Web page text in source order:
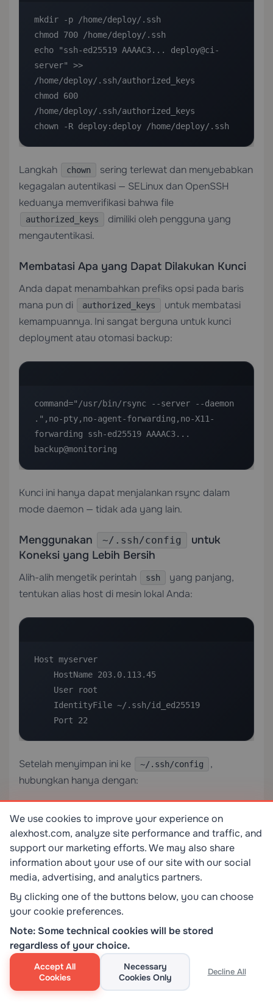
mkdir -p /home/deploy/.ssh
chmod 700 /home/deploy/.ssh
echo "ssh-ed25519 AAAAC3... deploy@ci-
server" >>
/home/deploy/.ssh/authorized_keys
chmod 600
/home/deploy/.ssh/authorized_keys
chown -R deploy:deploy /home/deploy/.ssh
Langkah chown
sering terlewat dan menyebabkan
kegagalan autentikasi — SELinux dan OpenSSH
keduanya memverifikasi bahwa file
authorized_keys
dimiliki oleh pengguna yang
mengautentikasi.
Membatasi Apa yang Dapat Dilakukan Kunci
Anda dapat menambahkan prefiks opsi pada baris
mana pun di
authorized_keys
untuk membatasi
kemampuannya. Ini sangat berguna untuk kunci
deployment atau otomasi backup:
command="/usr/bin/rsync --server --daemon
.",no-pty,no-agent-forwarding,no-X11-
forwarding ssh-ed25519 AAAAC3...
backup@monitoring
Kunci ini hanya dapat menjalankan rsync dalam
mode daemon — tidak ada yang lain.
Menggunakan ~/.ssh/config
untuk
Koneksi yang Lebih Bersih
Alih-alih mengetik perintah ssh
yang panjang,
tentukan alias host di mesin lokal Anda:
Host myserver
    Port 22
Setelah menyimpan ini ke ~/.ssh/config
,
hubungkan hanya dengan:
ssh myserver
Menyimpan Cache Passphrase
Jika kunci privat Anda memiliki passphrase
(seharusnya demikian), tambahkan ke agen agar
Anda tidak diminta berulang kali:
We use cookies to improve your experience on
alexhost.com, analyze site performance and traffic, and
support our marketing efforts. We may also share
information about your use of our site with our social
media, advertising, and analytics partners.
By clicking one of the buttons below, you can choose
your cookie preferences.
Note: Some technical cookies will be stored
regardless of your choice.
Accept All
Cookies
Necessary
Cookies Only
Decline All